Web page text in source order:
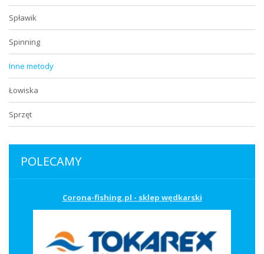
Spławik
Spinning
Inne metody
Łowiska
Sprzęt
POLECAMY
Corona-fishing.pl - sklep wędkarski